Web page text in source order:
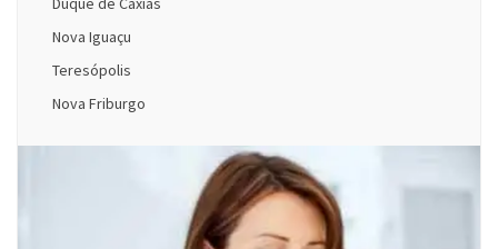
Nova Iguaçu
Teresópolis
Nova Friburgo